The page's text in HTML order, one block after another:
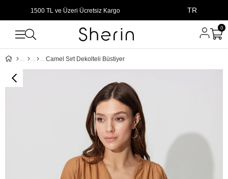
1500 TL ve Üzeri Ücretsiz Kargo TR
0
Camel Sırt Dekolteli Büstiyer